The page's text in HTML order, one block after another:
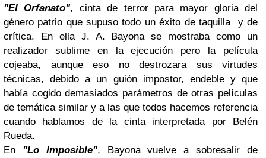
"El Orfanato", cinta de terror para mayor gloria del
género patrio que supuso todo un éxito de taquilla y de
crítica. En ella J. A. Bayona se mostraba como un
realizador sublime en la ejecución pero la película
cojeaba, aunque eso no destrozara sus virtudes
técnicas, debido a un guión impostor, endeble y que
había cogido demasiados parámetros de otras películas
de temática similar y a las que todos hacemos referencia
cuando hablamos de la cinta interpretada por Belén
Rueda.
En "Lo Imposible", Bayona vuelve a sobresalir de